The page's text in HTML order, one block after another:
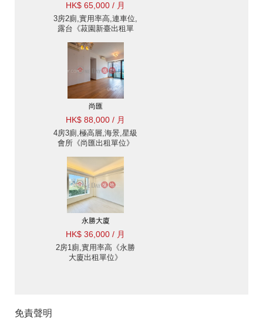
HK$ 65,000 / 月
3房2廁,實用率高,連車位,
露台《菽園新臺出租單
尚匯
HK$ 88,000 / 月
4房3廁,極高層,海景,星級
會所《尚匯出租單位》
永勝大廈
HK$ 36,000 / 月
2房1廁,實用率高《永勝
大廈出租單位》
免責聲明